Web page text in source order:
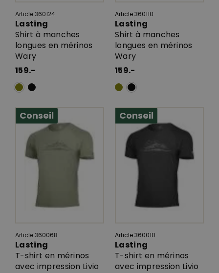
Article 360124
Lasting
Shirt à manches
longues en mérinos
Wary
159.-
Article 360110
Lasting
Shirt à manches
longues en mérinos
Wary
159.-
Conseil
Article 360068
Lasting
T-shirt en mérinos
avec impression Livio
Conseil
Article 360010
Lasting
T-shirt en mérinos
avec impression Livio